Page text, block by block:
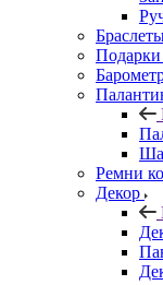
Подарки
Ремни
Декор